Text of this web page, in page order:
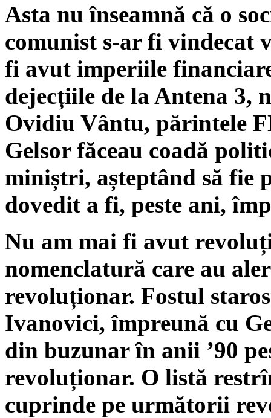
Asta nu înseamnă că o
comunist s-ar fi vindecat
fi avut imperiile
dejecțiile de la Antena 3,
Ovidiu Vântu, părintele
Gelsor făceau coadă
miniștri, așteptând să fie
dovedit a fi, peste ani,
Nu am mai fi avut
nomenclatură care au
revoluționar. Fostul
Ivanovici, împreună cu
din buzunar în anii ’90
revoluționar. O listă
cuprinde pe următorii